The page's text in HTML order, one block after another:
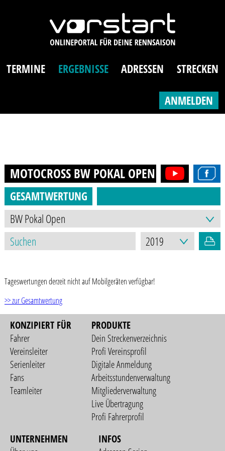
TERMINE ERGEBNISSE ADRESSEN STRECKEN
ANMELDEN
MOTOCROSS BW POKAL OPEN (AB 16J.)
GESAMTWERTUNG
Tageswertungen derzeit nicht auf Mobilgeräten verfügbar!
>> zur Gesamtwertung
KONZIPIERT FÜR
Fahrer
Vereinsleiter
Serienleiter
Fans
Teamleiter
PRODUKTE
Dein Streckenverzeichnis
Profi Vereinsprofil
Digitale Anmeldung
Arbeitsstundenverwaltung
Mitgliederverwaltung
Live Übertragung
Profi Fahrerprofil
UNTERNEHMEN
INFOS